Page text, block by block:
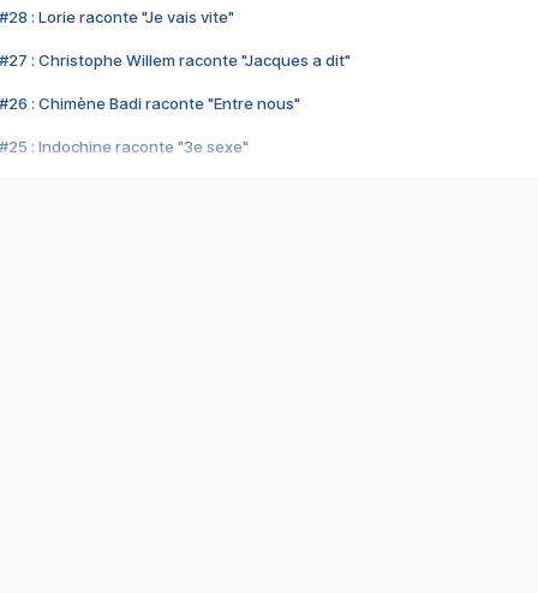
#28 : Lorie raconte "Je vais vite"
#27 : Christophe Willem raconte "Jacques a dit"
#26 : Chimène Badi raconte "Entre nous"
#25 : Indochine raconte "3e sexe"